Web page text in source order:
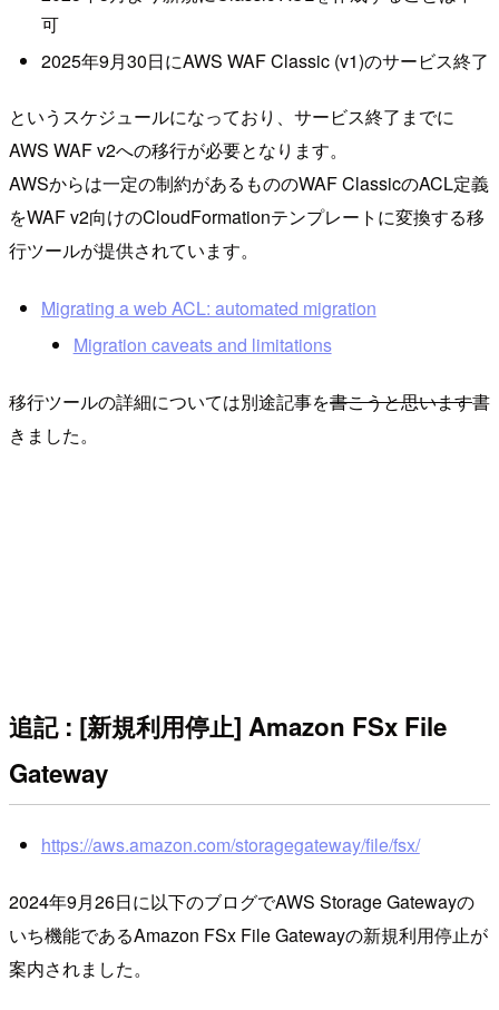
可
2025年9月30日にAWS WAF Classic (v1)のサービス終了
というスケジュールになっており、サービス終了までに
AWS WAF v2への移行が必要となります。
AWSからは一定の制約があるもののWAF ClassicのACL定義
をWAF v2向けのCloudFormationテンプレートに変換する移
行ツールが提供されています。
Migrating a web ACL: automated migration
Migration caveats and limitations
移行ツールの詳細については別途記事を書こうと思います書
きました。
追記 : [新規利用停止] Amazon FSx File
Gateway
https://aws.amazon.com/storagegateway/file/fsx/
2024年9月26日に以下のブログでAWS Storage Gatewayの
いち機能であるAmazon FSx File Gatewayの新規利用停止が
案内されました。